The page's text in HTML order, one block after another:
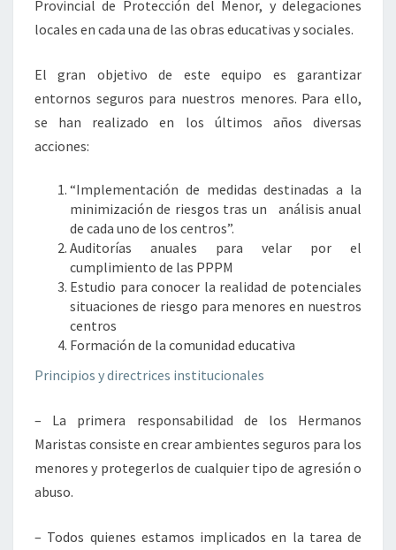
Provincial de Protección del Menor, y delegaciones
locales en cada una de las obras educativas y sociales.
El gran objetivo de este equipo es garantizar
entornos seguros para nuestros menores. Para ello,
se han realizado en los últimos años diversas
acciones:
“Implementación de medidas destinadas a la
minimización de riesgos tras un análisis anual
de cada uno de los centros”.
Auditorías anuales para velar por el
cumplimiento de las PPPM
Estudio para conocer la realidad de potenciales
situaciones de riesgo para menores en nuestros
centros
Formación de la comunidad educativa
Principios y directrices institucionales
– La primera responsabilidad de los Hermanos
Maristas consiste en crear ambientes seguros para los
menores y protegerlos de cualquier tipo de agresión o
abuso.
– Todos quienes estamos implicados en la tarea de